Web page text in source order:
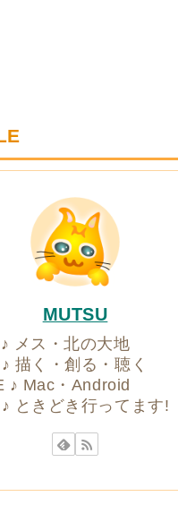
MUTSU
メス・北の大地
描く・創る・聴く
♪ Mac・Android
ときどき行ってます!